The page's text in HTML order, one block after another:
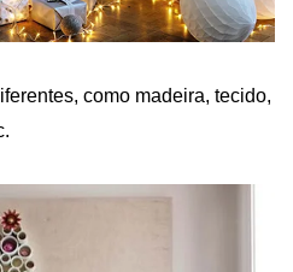
como madeira, tecido,